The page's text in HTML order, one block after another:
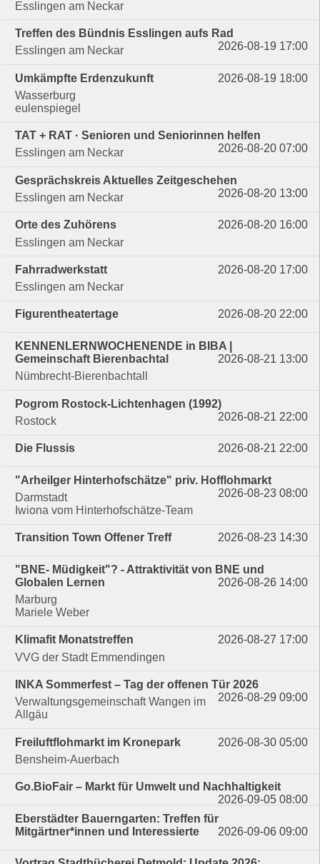
Esslingen am Neckar
Treffen des Bündnis Esslingen aufs Rad
2026-08-19 17:00
Esslingen am Neckar
Umkämpfte Erdenzukunft
2026-08-19 18:00
Wasserburg
eulenspiegel
TAT + RAT · Senioren und Seniorinnen helfen
2026-08-20 07:00
Esslingen am Neckar
Gesprächskreis Aktuelles Zeitgeschehen
2026-08-20 13:00
Esslingen am Neckar
Orte des Zuhörens
2026-08-20 16:00
Esslingen am Neckar
Fahrradwerkstatt
2026-08-20 17:00
Esslingen am Neckar
Figurentheatertage 2026-08-20 22:00
KENNENLERNWOCHENENDE in BIBA |
Gemeinschaft Bierenbachtal
2026-08-21 13:00
Nümbrecht-Bierenbachtall
Pogrom Rostock-Lichtenhagen (1992)
2026-08-21 22:00
Rostock
Die Flussis 2026-08-21 22:00
"Arheilger Hinterhofschätze" priv. Hofflohmarkt
2026-08-23 08:00
Darmstadt
Iwiona vom Hinterhofschätze-Team
Transition Town Offener Treff 2026-08-23 14:30
"BNE- Müdigkeit"? - Attraktivität von BNE und
Globalen Lernen
2026-08-26 14:00
Marburg
Mariele Weber
Klimafit Monatstreffen
2026-08-27 17:00
VVG der Stadt Emmendingen
INKA Sommerfest – Tag der offenen Tür 2026
2026-08-29 09:00
Verwaltungsgemeinschaft Wangen im
Allgäu
Freiluftflohmarkt im Kronepark
2026-08-30 05:00
Bensheim-Auerbach
Go.BioFair – Markt für Umwelt und Nachhaltigkeit
2026-09-05 08:00
Eberstädter Bauerngarten: Treffen für
Mitgärtner*innen und Interessierte
2026-09-06 09:00